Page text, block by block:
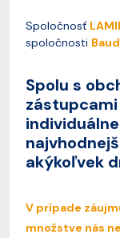
Spoločnosť
spoločnosti
Spolu s
akýkoľvek
V prípade
množstve nás